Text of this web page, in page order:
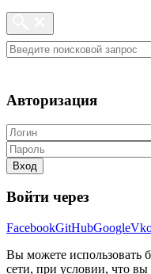
Авторизация
Вход
Войти через
FacebookGitHubGoogle
Вы можете использовать
сети, при условии, что вы